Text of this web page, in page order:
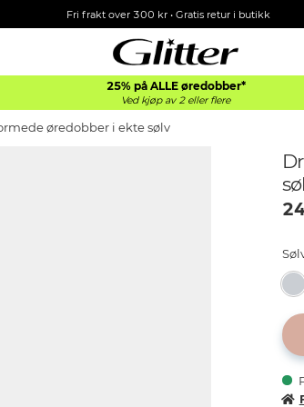
Fri frakt over 300 kr • Gratis retur i butikk
25% på ALLE øredobber*
Ved kjøp av 2 eller flere
øredobber i ekte sølv